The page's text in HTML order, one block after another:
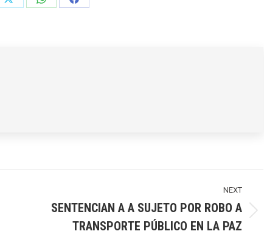
Share
Share
Share
NEXT
SENTENCIAN A A SUJETO POR ROBO A
TRANSPORTE PÚBLICO EN LA PAZ